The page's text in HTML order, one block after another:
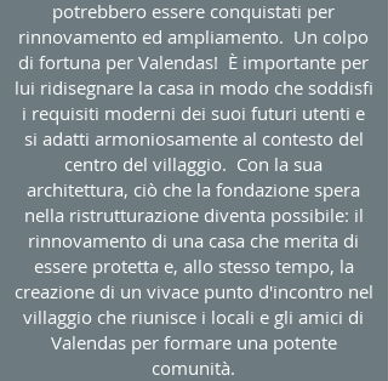
potrebbero essere conquistati per
rinnovamento ed ampliamento. Un colpo
di fortuna per Valendas! È importante per
lui ridisegnare la casa in modo che soddisfi
i requisiti moderni dei suoi futuri utenti e
si adatti armoniosamente al contesto del
centro del villaggio. Con la sua
architettura, ciò che la fondazione spera
nella ristrutturazione diventa possibile: il
rinnovamento di una casa che merita di
essere protetta e, allo stesso tempo, la
creazione di un vivace punto d'incontro nel
villaggio che riunisce i locali e gli amici di
Valendas per formare una potente
comunità.